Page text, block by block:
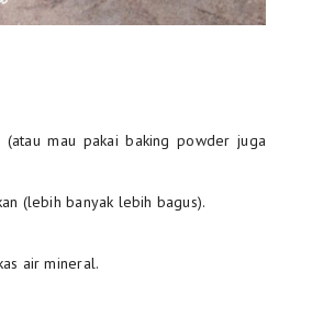
mau pakai baking powder juga
(lebih banyak lebih bagus).
air mineral.